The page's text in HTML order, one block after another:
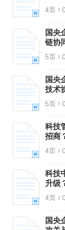
4页
国央
链协
5页
国央
技术
5页
科技
招商
4页
科技
升级
4页
国央